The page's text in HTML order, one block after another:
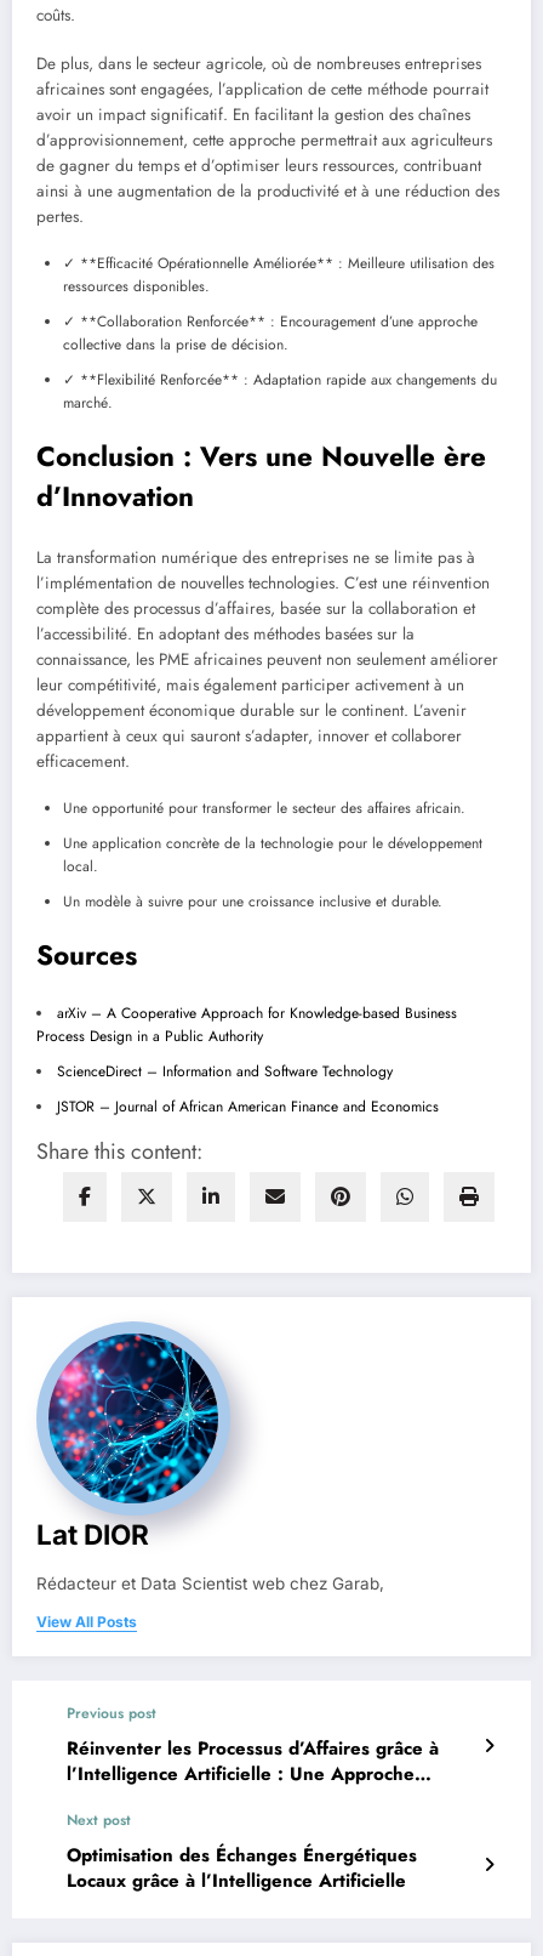
coûts.
De plus, dans le secteur agricole, où de nombreuses entreprises
africaines sont engagées, l’application de cette méthode pourrait
avoir un impact significatif. En facilitant la gestion des chaînes
d’approvisionnement, cette approche permettrait aux agriculteurs
de gagner du temps et d’optimiser leurs ressources, contribuant
ainsi à une augmentation de la productivité et à une réduction des
pertes.
✓ **Efficacité Opérationnelle Améliorée** : Meilleure utilisation des
ressources disponibles.
✓ **Collaboration Renforcée** : Encouragement d’une approche
collective dans la prise de décision.
✓ **Flexibilité Renforcée** : Adaptation rapide aux changements du
marché.
Conclusion : Vers une Nouvelle ère
d’Innovation
La transformation numérique des entreprises ne se limite pas à
l’implémentation de nouvelles technologies. C’est une réinvention
complète des processus d’affaires, basée sur la collaboration et
l’accessibilité. En adoptant des méthodes basées sur la
connaissance, les PME africaines peuvent non seulement améliorer
leur compétitivité, mais également participer activement à un
développement économique durable sur le continent. L’avenir
appartient à ceux qui sauront s’adapter, innover et collaborer
efficacement.
Une opportunité pour transformer le secteur des affaires africain.
Une application concrète de la technologie pour le développement
local.
Un modèle à suivre pour une croissance inclusive et durable.
Sources
arXiv – A Cooperative Approach for Knowledge-based Business
Process Design in a Public Authority
ScienceDirect – Information and Software Technology
JSTOR – Journal of African American Finance and Economics
Share this content:
Lat DIOR
Rédacteur et Data Scientist web chez Garab,
View All Posts
Previous post
Réinventer les Processus d’Affaires grâce à
l’Intelligence Artificielle : Une Approche
Next post
Optimisation des Échanges Énergétiques
Locaux grâce à l’Intelligence Artificielle